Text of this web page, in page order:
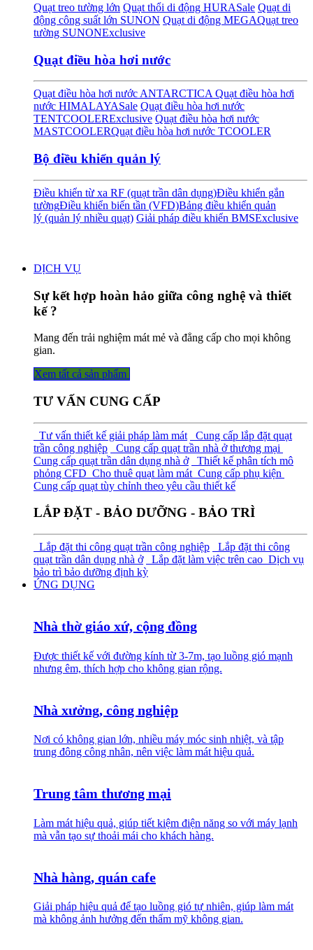
Quạt treo tường lớn Quạt thổi di động HURASale Quạt di
động công suất lớn SUNON Quạt di động MEGAQuạt treo
tường SUNONExclusive
Quạt điều hòa hơi nước
Quạt điều hòa hơi nước ANTARCTICA Quạt điều hòa hơi
nước HIMALAYASale Quạt điều hòa hơi nước
TENTCOOLERExclusive Quạt điều hòa hơi nước
MASTCOOLERQuạt điều hòa hơi nước TCOOLER
Bộ điều khiển quản lý
Điều khiển từ xa RF (quạt trần dân dụng)Điều khiển gắn
tườngĐiều khiển biến tần (VFD)Bảng điều khiển quản
lý (quản lý nhiều quạt) Giải pháp điều khiển BMSExclusive
DỊCH VỤ
Sự kết hợp hoàn hảo giữa công nghệ và thiết
kế ?
Mang đến trải nghiệm mát mẻ và đẳng cấp cho mọi không
gian.
Xem tất cả sả​​​​n phẩm
TƯ VẤN CUNG CẤP
Tư vấn thiết kế giải pháp làm mát
Cung cấp lắp đặt quạt
trần công nghiệp
Cung cấp quạt trần nhà ở thương mại
Cung cấp quạt trần dân dụng nhà ở
Thiết kế phân tích mô
phỏng CFD Cho thuê quạt làm mát Cung cấp phụ kiện
Cung cấp quạt tùy chỉnh theo yêu cầu thiết kế
LẮP ĐẶT - BẢO DƯỠNG - BẢO TRÌ
Lắp đặt thi công quạt trần công nghiệp
Lắp đặt thi công
quạt trần dân dụng nhà ở
Lắp đặt làm việc trên cao Dịch vụ
bảo trì bảo dưỡng định kỳ
ỨNG DỤNG
Nhà thờ giáo xứ, cộng đồng
Được thiết kế với đường kính từ 3-7m, tạo luồng gió mạnh
nhưng êm, thích hợp cho không gian rộng.
Nhà xưởng, công nghiệp
Nơi có không gian lớn, nhiều máy móc sinh nhiệt, và tập
trung đông công nhân, nên việc làm mát hiệu quả.
Trung tâm thương mại
Làm mát hiệu quả, giúp tiết kiệm điện năng so với máy lạnh
mà vẫn tạo sự thoải mái cho khách hàng.
Nhà hàng, quán cafe
Giải pháp hiệu quả để tạo luồng gió tự nhiên, giúp làm mát
mà không ảnh hưởng đến thẩm mỹ không gian.